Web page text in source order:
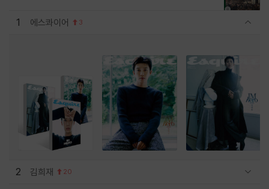
1 에스콰이어 3
2 김희재 20